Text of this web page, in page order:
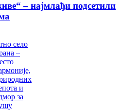
– најмлађи подсетили
село
–
и
за